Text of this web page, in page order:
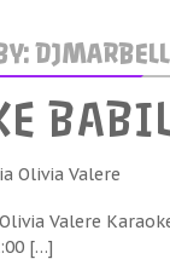
Valere
[…]